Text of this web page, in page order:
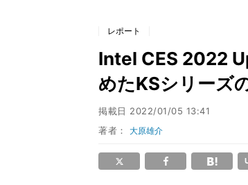
レポート
Intel CES 2022
めたKSシリーズ
掲載日 2022/01/05 13:41
著者：大原雄介